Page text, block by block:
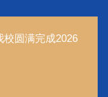
圆满完成2026